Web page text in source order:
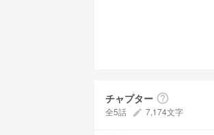
チャプター help_outline
全5話 create 7,174文字